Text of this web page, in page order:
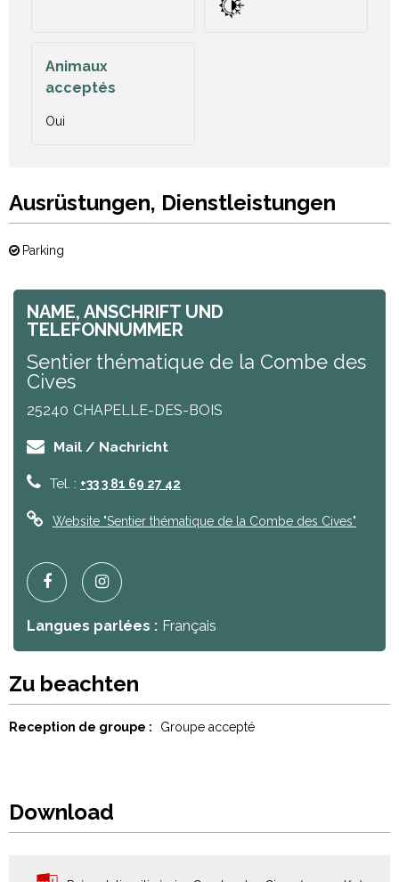
Animaux
acceptés
Oui
Ausrüstungen, Dienstleistungen
Parking
NAME, ANSCHRIFT UND
TELEFONNUMMER
Sentier thématique de la Combe des
Cives
25240 CHAPELLE-DES-BOIS
Mail / Nachricht
Tel. : +33 3 81 69 27 42
Website "Sentier thématique de la Combe des Cives"
Langues parlées : Français
Zu beachten
Reception de groupe : Groupe accepté
Download